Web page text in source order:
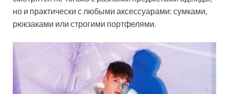
но и практически с любыми аксессуарами: сумками,
рюкзаками или строгими портфелями.